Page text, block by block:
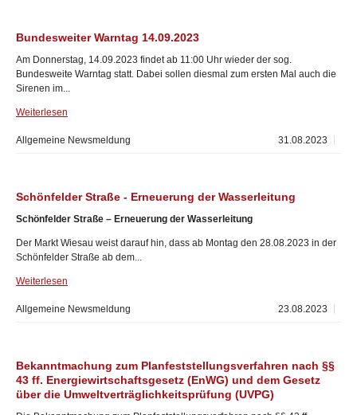
Bundesweiter Warntag 14.09.2023
Am Donnerstag, 14.09.2023 findet ab 11:00 Uhr wieder der sog.
Bundesweite Warntag statt. Dabei sollen diesmal zum ersten Mal auch die
Sirenen im...
Weiterlesen
31.08.2023
Allgemeine Newsmeldung
Schönfelder Straße - Erneuerung der Wasserleitung
Schönfelder Straße – Erneuerung der Wasserleitung
Der Markt Wiesau weist darauf hin, dass ab Montag den 28.08.2023 in der
Schönfelder Straße ab dem...
Weiterlesen
23.08.2023
Allgemeine Newsmeldung
Bekanntmachung zum Planfeststellungsverfahren nach §§
43 ff. Energiewirtschaftsgesetz (EnWG) und dem Gesetz
über die Umweltverträglichkeitsprüfung (UVPG)